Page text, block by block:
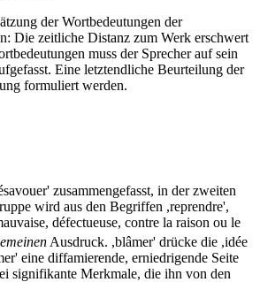
der Wortbedeutungen der
Die zeitliche Distanz zum Werk erschwert
muss der Sprecher auf sein
Eine letztendliche Beurteilung der
formuliert werden.
zusammengefasst, in der zweiten
wird aus den Begriffen ,reprendre',
défectueuse, contre la raison ou le
Ausdruck. ,blâmer' drücke die ,idée
eine diffamierende, erniedrigende Seite
signifikante Merkmale, die ihn von den